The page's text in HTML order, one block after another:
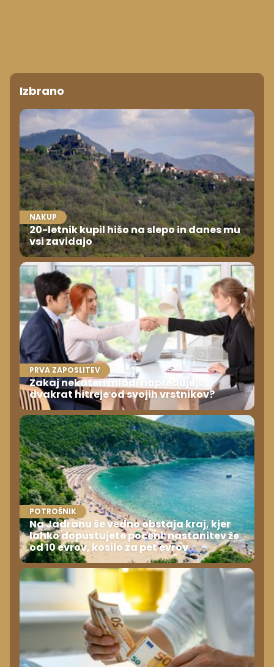
Izbrano
NAKUP
20-letnik kupil hišo na slepo in danes mu
vsi zavidajo
PRVA ZAPOSLITEV
Zakaj nekateri mladi napredujejo
dvakrat hitreje od svojih vrstnikov?
POTROŠNIK
Na Jadranu še vedno obstaja kraj, kjer
lahko dopustujete poceni: nastanitev že
od 10 evrov, kosilo za pet evrov